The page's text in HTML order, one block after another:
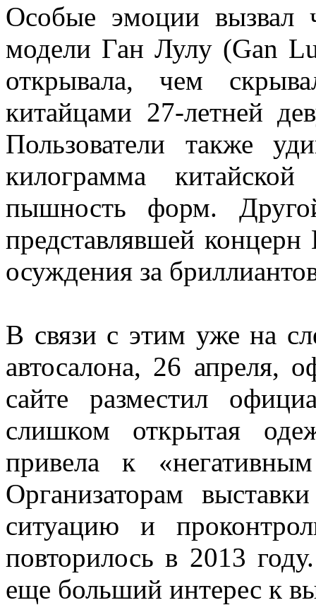
Особые эмоции вызвал
модели Ган Лулу (Gan
открывала, чем
китайцами 27-летней
Пользователи также
килограмма
пышность форм.
представлявшей
осуждения за
В связи с этим уже на
автосалона, 26 апреля,
сайте разместил
слишком открытая
привела к
Организаторам
ситуацию и
повторилось в 2013
еще больший интерес к